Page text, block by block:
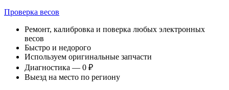
Проверка весов
Ремонт, калибровка и поверка любых электронных
весов
Быстро и недорого
Используем оригинальные запчасти
Диагностика — 0 ₽
Выезд на место по региону